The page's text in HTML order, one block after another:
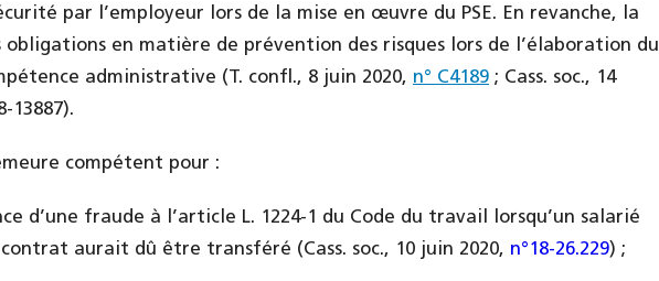
par l’employeur lors de la mise en œuvre du PSE. En revanche, la
obligations en matière de prévention des risques lors de l’élaboration du
administrative (T. confl., 8 juin 2020, n° C4189 ; Cass. soc., 14
13887).
compétent pour :
d’une fraude à l’article L. 1224-1 du Code du travail lorsqu’un salarié
aurait dû être transféré (Cass. soc., 10 juin 2020, n°18-26.229) ;